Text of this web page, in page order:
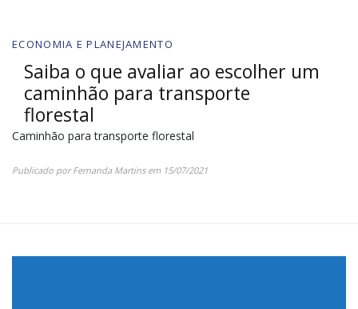
ECONOMIA E PLANEJAMENTO
Saiba o que avaliar ao escolher um
caminhão para transporte
florestal
Caminhão para transporte florestal
Publicado porFernanda Martinsem 15/07/2021